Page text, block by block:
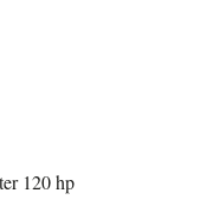
120 hp